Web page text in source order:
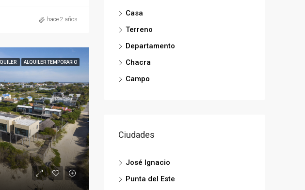
hace 2 años
ALQUILER TEMPORARIO
Casa
Terreno
Departamento
Chacra
Campo
Ciudades
José Ignacio
Punta del Este